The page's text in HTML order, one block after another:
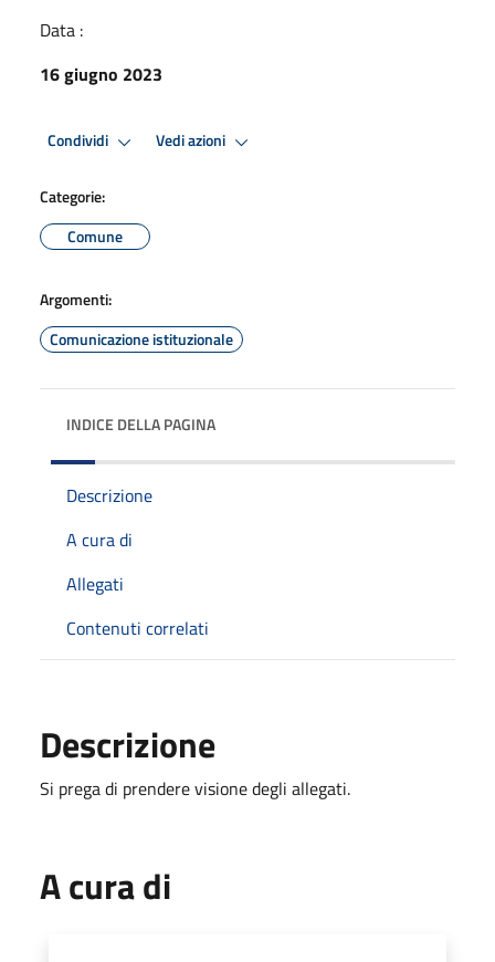
Data :
16 giugno 2023
Condividi Vedi azioni
Categorie:
Comune
Argomenti:
Comunicazione istituzionale
INDICE DELLA PAGINA
Descrizione
A cura di
Allegati
Contenuti correlati
Descrizione
Si prega di prendere visione degli allegati.
A cura di